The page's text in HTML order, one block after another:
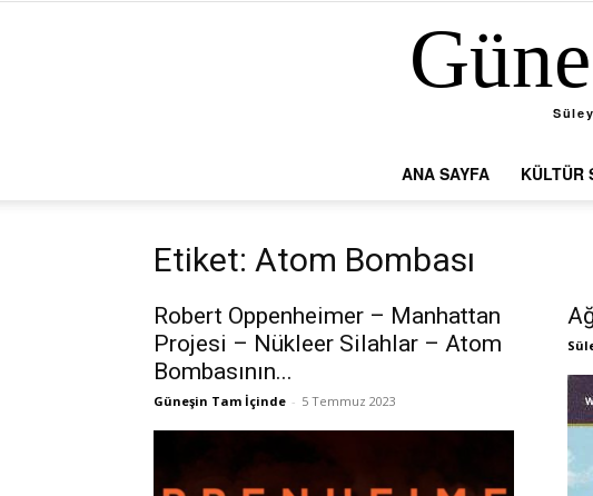
ANA SAYFA KÜLTÜR
Etiket: Atom Bombası
Robert Oppenheimer – Manhattan
Projesi – Nükleer Silahlar – Atom
Bombasının...
Güneşin Tam İçinde - 5 Temmuz 2023